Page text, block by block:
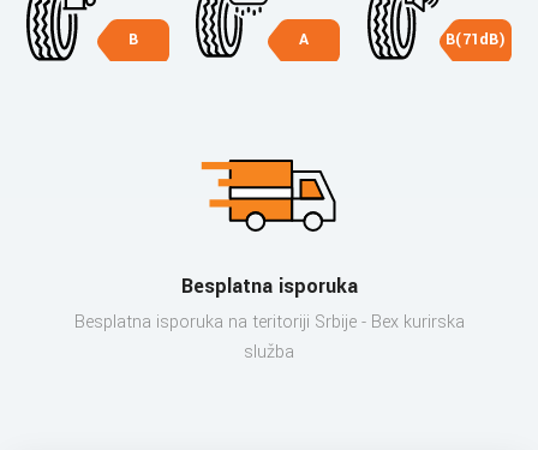
B A B(71dB)
Besplatna isporuka
Besplatna isporuka na teritoriji Srbije - Bex kurirska
služba